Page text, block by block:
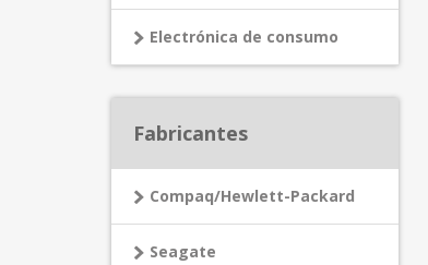
Electrónica de consumo
Fabricantes
Compaq/Hewlett-Packard
Seagate